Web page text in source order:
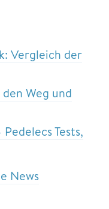
Vergleich der
Weg und
Tests,
News